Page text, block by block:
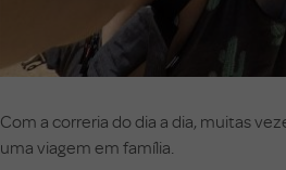
Com a correria do dia a dia, muitas
uma viagem em família.